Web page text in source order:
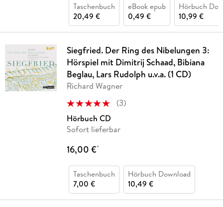
Taschenbuch
20,49 €
eBook epub
0,49 €
Hörbuch
10,99 €
Siegfried. Der Ring des Nibelungen 3:
Hörspiel mit Dimitrij Schaad, Bibiana
Beglau, Lars Rudolph u.v.a. (1 CD)
Richard Wagner
(3)
Hörbuch CD
Sofort lieferbar
16,00 €*
Taschenbuch
7,00 €
Hörbuch Download
10,49 €